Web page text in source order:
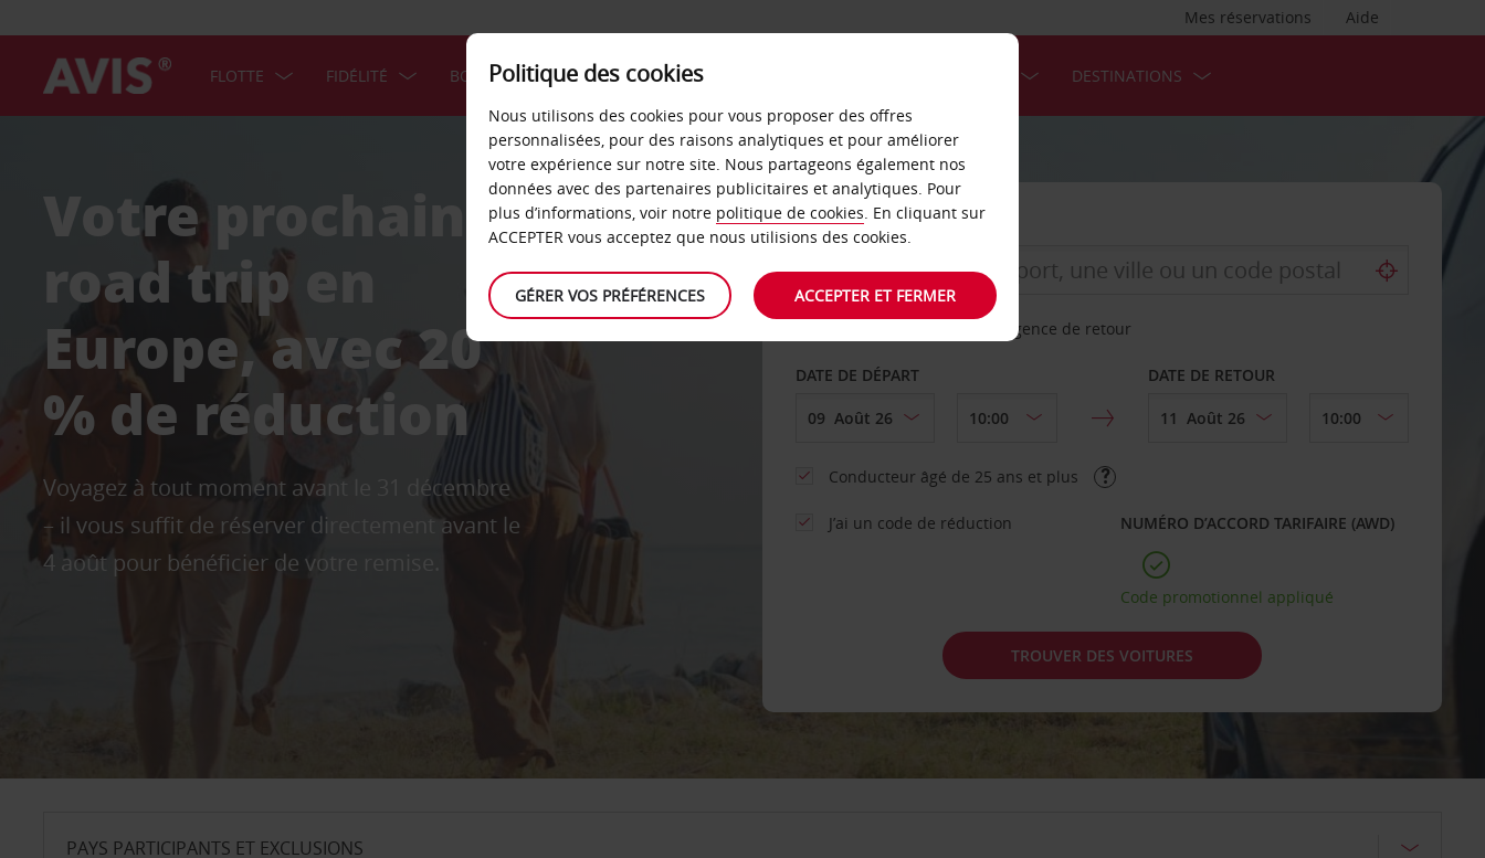
Aide
Mes réservations
FLOTTE FIDÉLITÉ BONS PLANS LIBRE-SERVICE DESTINATIONS
Votre prochain
road trip en
Europe, avec 20
% de réduction
Voyagez à tout moment avant le 31 décembre
– il vous suffit de réserver directement avant le
4 août pour bénéficier de votre remise.
AGENCE DE DÉPART
Sélectionnez une autre agence de retour
DATE DE DÉPART DATE DE RETOUR
Conducteur âgé de 25 ans et plus
J’ai un code de réduction NUMÉRO D’ACCORD TARIFAIRE (AWD)
Code promotionnel appliqué
TROUVER DES VOITURES
PAYS PARTICIPANTS ET EXCLUSIONS
Politique des cookies
Nous utilisons des cookies pour vous proposer des offres
personnalisées, pour des raisons analytiques et pour améliorer
votre expérience sur notre site. Nous partageons également nos
données avec des partenaires publicitaires et analytiques. Pour
plus d’informations, voir notre politique de cookies. En cliquant sur
ACCEPTER vous acceptez que nous utilisions des cookies.
GÉRER VOS PRÉFÉRENCES ACCEPTER ET FERMER